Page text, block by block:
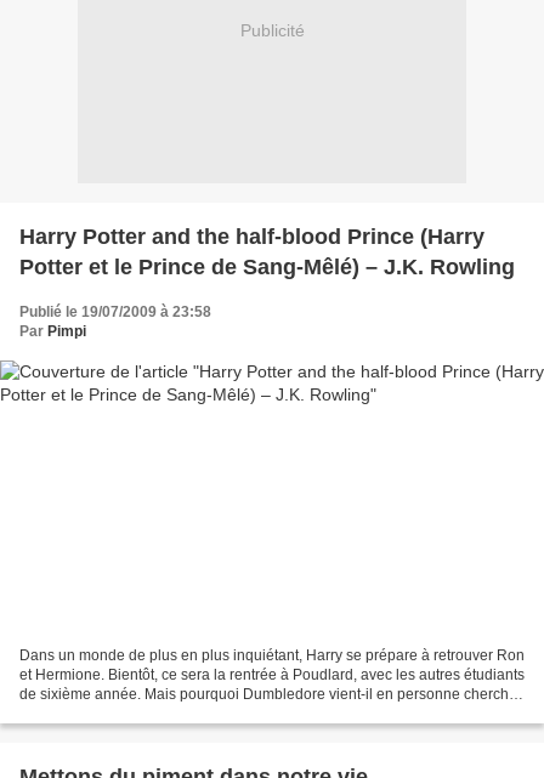
Publicité
Harry Potter and the half-blood Prince (Harry
Potter et le Prince de Sang-Mêlé) – J.K. Rowling
Publié le 19/07/2009 à 23:58
Par Pimpi
Dans un monde de plus en plus inquiétant, Harry se prépare à retrouver Ron
et Hermione. Bientôt, ce sera la rentrée à Poudlard, avec les autres étudiants
de sixième année. Mais pourquoi Dumbledore vient-il en personne chercher